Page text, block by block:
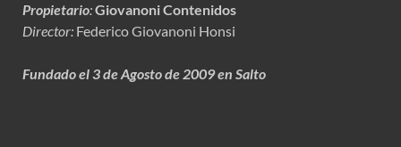
Propietario:Giovanoni Contenidos
Director: Federico Giovanoni Honsi
Fundado el 3 de Agosto de 2009 en Salto